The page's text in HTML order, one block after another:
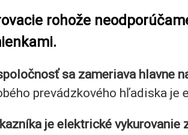
rohože
sa zameriava hlavne
prevádzkového hľadiska je
je elektrické